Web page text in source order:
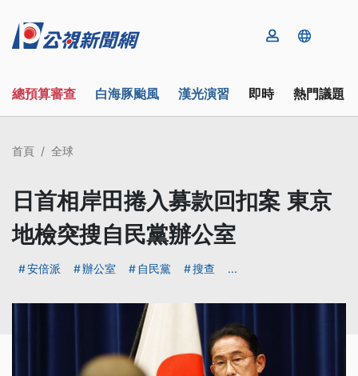
總預算審查 白海豚颱風 漢光演習 即時 熱門議題
首頁 全球
日首相岸田捲入募款回扣案 東京
地檢突搜自民黨辦公室
安倍派 辦公室 自民黨 搜查 ...